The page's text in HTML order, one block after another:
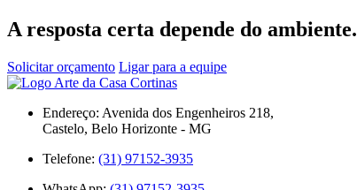
A resposta certa depende do ambiente.
Solicitar orçamento Ligar para a equipe
Endereço: Avenida dos Engenheiros 218,
Castelo, Belo Horizonte - MG
Telefone: (31) 97152-3935